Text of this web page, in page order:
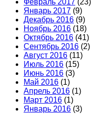
Февраль 2017 (23)
Январь 2017 (9)
Декабрь 2016 (9)
Ноябрь 2016 (18)
Октябрь 2016 (41)
Сентябрь 2016 (2)
Август 2016 (11)
Июль 2016 (15)
Июнь 2016 (3)
Май 2016 (1)
Апрель 2016 (1)
Март 2016 (1)
Январь 2016 (3)